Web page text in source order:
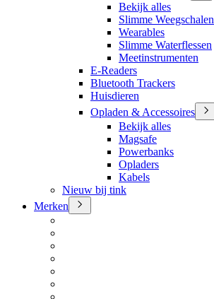
Bekijk alles
Slimme Weegschalen
Wearables
Slimme Waterflessen
Meetinstrumenten
E-Readers
Bluetooth Trackers
Huisdieren
Opladen & Accessoires
Bekijk alles
Magsafe
Powerbanks
Opladers
Kabels
Nieuw bij tink
Merken